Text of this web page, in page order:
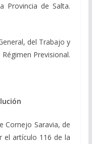
Provincia de Salta.
del Trabajo y
Régimen Previsional.
Saravia, de
el artículo 116 de la